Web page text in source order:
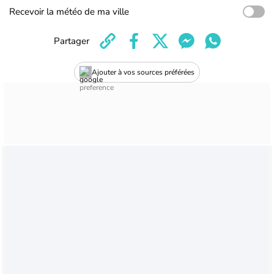
Recevoir la météo de ma ville
Ajouter à vos sources préférées
Partager